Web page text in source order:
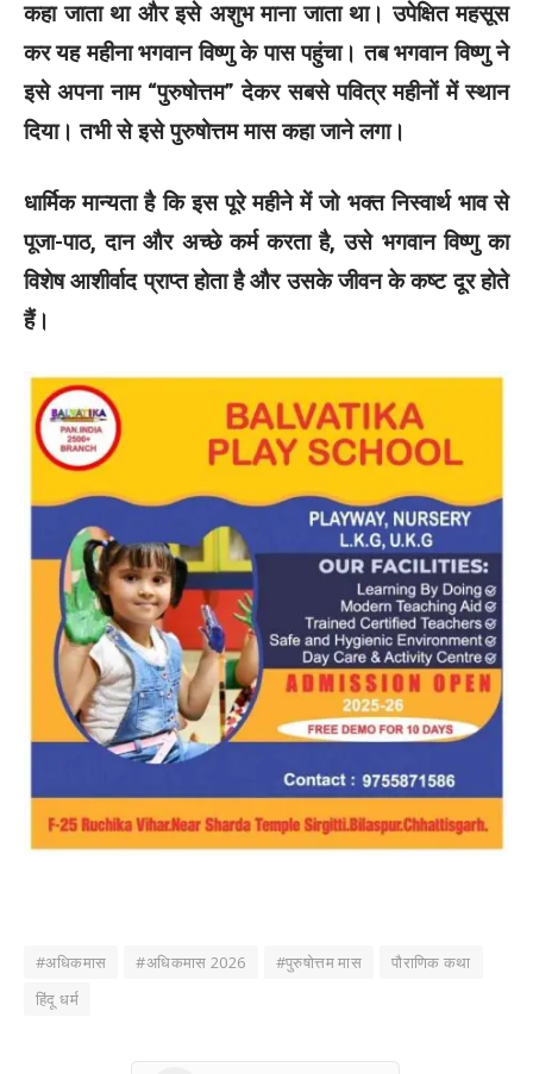
कहा जाता था और इसे अशुभ माना जाता था। उपेक्षित महसूस
कर यह महीना भगवान विष्णु के पास पहुंचा। तब भगवान विष्णु ने
इसे अपना नाम “पुरुषोत्तम” देकर सबसे पवित्र महीनों में स्थान
दिया। तभी से इसे पुरुषोत्तम मास कहा जाने लगा।
धार्मिक मान्यता है कि इस पूरे महीने में जो भक्त निस्वार्थ भाव से
पूजा-पाठ, दान और अच्छे कर्म करता है, उसे भगवान विष्णु का
विशेष आशीर्वाद प्राप्त होता है और उसके जीवन के कष्ट दूर होते
हैं।
#अधिकमास #अधिकमास 2026 #पुरुषोत्तम मास
पौराणिक कथा
हिंदू धर्म